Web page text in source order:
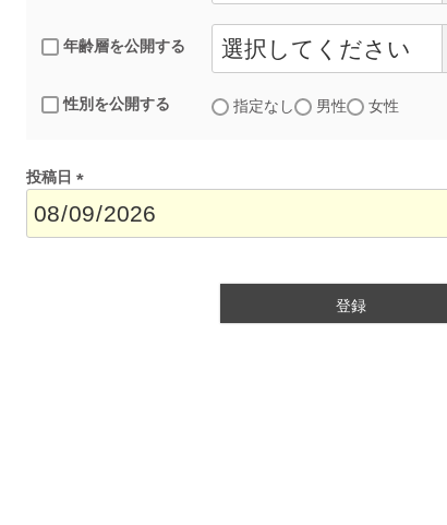
年齢層を公開する
性別を公開する 指定なし 男性 女性
投稿日
(
登録